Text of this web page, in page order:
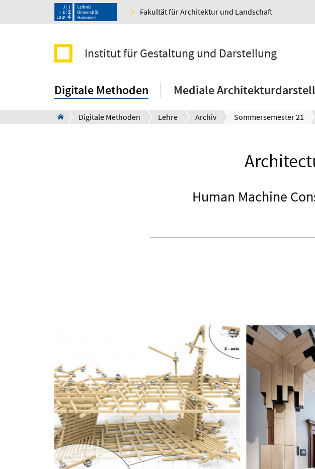
Fakultät für Architektur und Landschaft
Institut für Gestaltung und Darstellung
Digitale Methoden Mediale
Digitale Methoden Lehre Archiv Sommersemester 21
Human Machine